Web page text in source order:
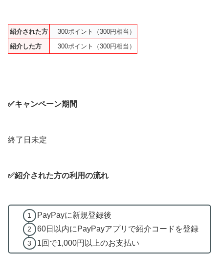
紹介された方
300ポイント（300円相当）
紹介した方
300ポイント（300円相当）
✅キャンペーン期間
終了日未定
✅紹介された方の利用の流れ
PayPayに新規登録後
60日以内にPayPayアプリで紹介コードを登録
1回で1,000円以上のお支払い